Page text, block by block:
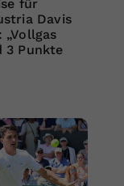
für
Davis
„Vollgas
3 Punkte